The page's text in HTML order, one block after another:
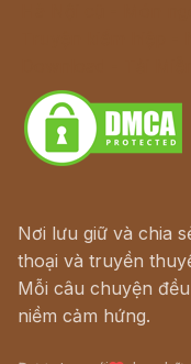
Nơi lưu giữ và chia
thoại và truyền
Mỗi câu chuyện
niềm cảm hứng.